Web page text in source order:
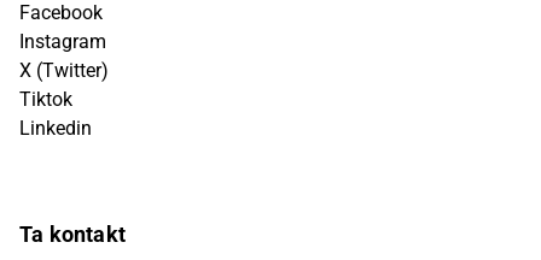
Facebook
Instagram
X (Twitter)
Tiktok
Linkedin
Ta kontakt